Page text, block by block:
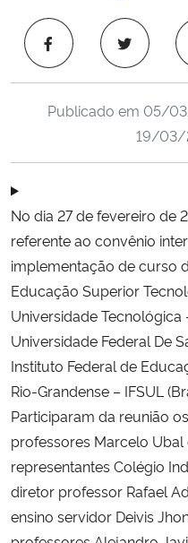
Ministério da Cidadania
Ministério da Saúde
Ministério de Minas e Energia
Ministério da Ciência, Tecnologia,
Ministério do Meio Ambiente
Ministério do Turismo
Ministério do Desenvolvimento
Ministério da Mulher, da Família e
Secretaria-Geral
Secretaria de Governo
Publicado em 05/
19/03/
No dia 27 de fevereiro de
referente ao convênio
implementação de curso
Educação Superior
Universidade Tecnológica
Universidade Federal De
Instituto Federal de
Rio-Grandense – IFSUL
Participaram da reunião
professores Marcelo Ubal
representantes Colégio
diretor professor Rafael
ensino servidor Deivis